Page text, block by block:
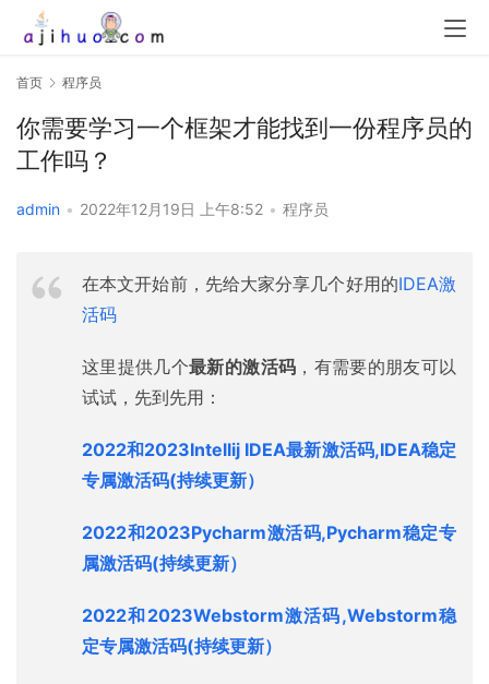
首页 程序员
你需要学习一个框架才能找到一份程序员的
工作吗？
admin • 2022年12月19日 上午8:52 • 程序员
在本文开始前，先给大家分享几个好用的IDEA激
活码
这里提供几个最新的激活码 ，有需要的朋友可以
试试，先到先用：
2022和2023Intellij IDEA最新激活码,IDEA稳定
专属激活码(持续更新）
2022和2023Pycharm激活码,Pycharm稳定专
属激活码(持续更新）
2022和2023Webstorm激活码,Webstorm稳
定专属激活码(持续更新）